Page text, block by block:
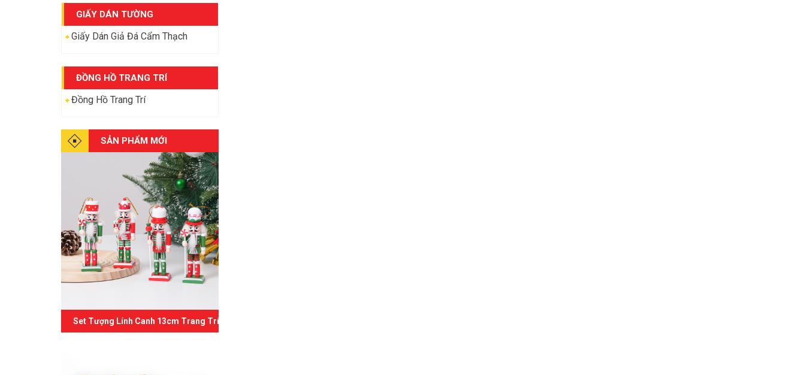
GIẤY DÁN TƯỜNG
Giấy Dán Giả Đá Cẩm Thạch
ĐỒNG HỒ TRANG TRÍ
Đồng Hồ Trang Trí
SẢN PHẨM MỚI
Set Tượng Lính Canh 13cm Trang Trí Giáng Sinh 07